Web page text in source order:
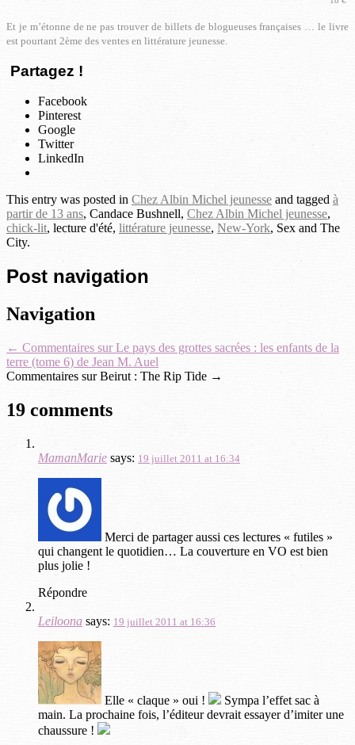
Et je m’étonne de ne pas trouver de billets de blogueuses françaises … le livre
est pourtant 2ème des ventes en littérature jeunesse.
Partagez !
Facebook
Pinterest
Google
Twitter
LinkedIn
This entry was posted in Chez Albin Michel jeunesse and tagged à
partir de 13 ans, Candace Bushnell, Chez Albin Michel jeunesse,
chick-lit, lecture d'été, littérature jeunesse, New-York, Sex and The
City.
Post navigation
Navigation
← Commentaires sur Le pays des grottes sacrées : les enfants de la
terre (tome 6) de Jean M. Auel
Commentaires sur Beirut : The Rip Tide →
19 comments
MamanMarie says: 19 juillet 2011 at 16:34
Merci de partager aussi ces lectures « futiles »
qui changent le quotidien… La couverture en VO est bien
plus jolie !
Répondre
Leiloona says: 19 juillet 2011 at 16:36
Elle « claque » oui !
Sympa l’effet sac à
main. La prochaine fois, l’éditeur devrait essayer d’imiter une
chaussure !